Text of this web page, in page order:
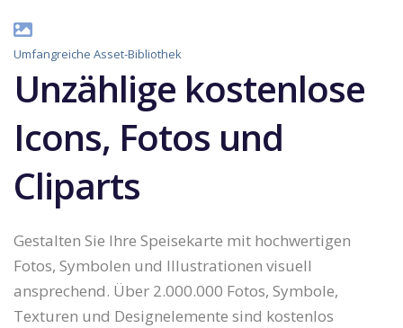
Umfangreiche Asset-Bibliothek
Unzählige kostenlose
Icons, Fotos und
Cliparts
Gestalten Sie Ihre Speisekarte mit hochwertigen
Fotos, Symbolen und Illustrationen visuell
ansprechend. Über 2.000.000 Fotos, Symbole,
Texturen und Designelemente sind kostenlos